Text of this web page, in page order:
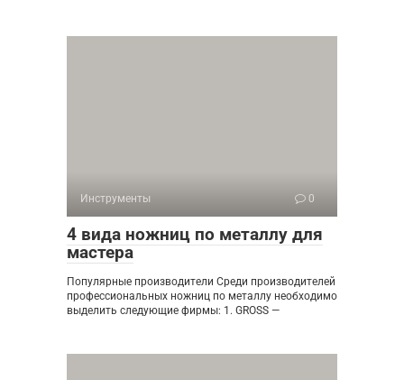
Инструменты 0
4 вида ножниц по металлу для
мастера
Популярные производители Среди производителей
профессиональных ножниц по металлу необходимо
выделить следующие фирмы: 1. GROSS —